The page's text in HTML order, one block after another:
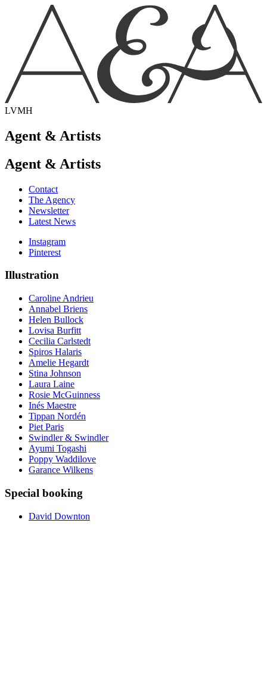
LVMH
Agent & Artists
Agent & Artists
Contact
The Agency
Newsletter
Latest News
Instagram
Pinterest
Illustration
Caroline Andrieu
Annabel Briens
Helen Bullock
Lovisa Burfitt
Cecilia Carlstedt
Spiros Halaris
Amelie Hegardt
Stina Johnson
Laura Laine
Rosie McGuinness
Inés Maestre
Tippan Nordén
Piet Paris
Swindler & Swindler
Ayumi Togashi
Poppy Waddilove
Garance Wilkens
Special booking
David Downton